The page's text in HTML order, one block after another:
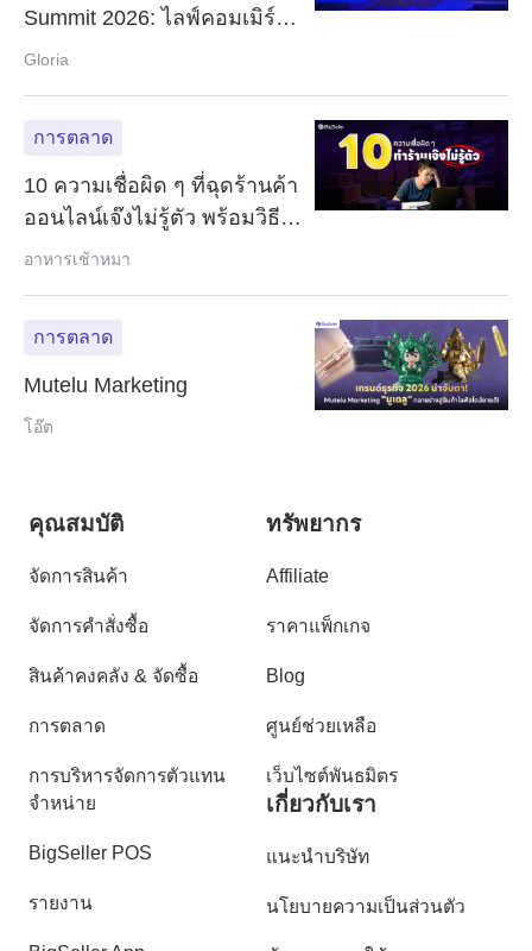
Summit 2026: ไลฟ์คอมเมิร์
ซกำลังกลายเป็นโอกาสเติบโต
Gloria
การตลาด
10 ความเชื่อผิด ๆ ที่ฉุดร้านค้า
ออนไลน์เจ๊งไม่รู้ตัว พร้อมวิธีแก้
ปี 2026
อาหารเช้าหมา
การตลาด
Mutelu Marketing
โอ๊ต
คุณสมบัติ
จัดการสินค้า
จัดการคำสั่งซื้อ
สินค้าคงคลัง & จัดซื้อ
การตลาด
การบริหารจัดการตัวแทน
จำหน่าย
BigSeller POS
รายงาน
ทรัพยากร
Affiliate
ราคาแพ็กเกจ
Blog
ศูนย์ช่วยเหลือ
เว็บไซต์พันธมิตร
เกี่ยวกับเรา
แนะนำบริษัท
นโยบายความเป็นส่วนตัว